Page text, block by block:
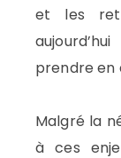
et les
prendre en
Malgré la
à ces